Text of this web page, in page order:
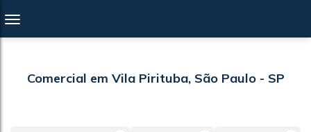
Comercial em Vila Pirituba, São Paulo - SP